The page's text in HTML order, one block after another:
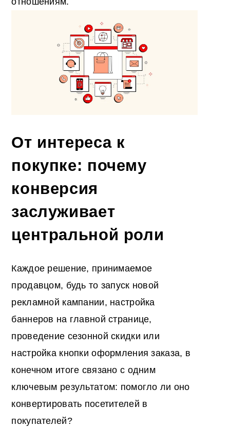
От интереса к
покупке: почему
конверсия
заслуживает
центральной роли
Каждое решение, принимаемое
продавцом, будь то запуск новой
рекламной кампании, настройка
баннеров на главной странице,
проведение сезонной скидки или
настройка кнопки оформления заказа, в
конечном итоге связано с одним
ключевым результатом: помогло ли оно
конвертировать посетителей в
покупателей?